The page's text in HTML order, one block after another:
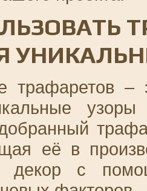
трафаретов
её в
декор с